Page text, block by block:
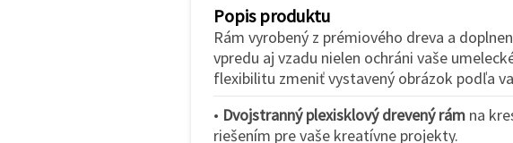
Popis produktu
Rám vyrobený z prémiového dreva a
vpredu aj vzadu nielen ochráni vaše
flexibilitu zmeniť vystavený obrázok podľa
• Dvojstranný plexisklový drevený rám na
riešením pre vaše kreatívne projekty.